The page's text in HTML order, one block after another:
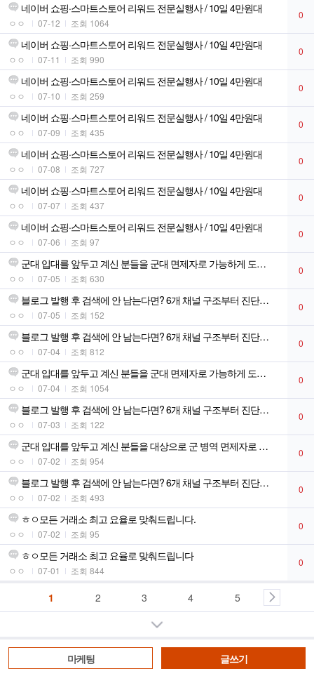
네이버 쇼핑·스마트스토어 리워드 전문실행사 / 10일 4만원대
ㅇㅇ 07-12 조회 1064
0
네이버 쇼핑·스마트스토어 리워드 전문실행사 / 10일 4만원대
ㅇㅇ 07-11 조회 990
0
네이버 쇼핑·스마트스토어 리워드 전문실행사 / 10일 4만원대
ㅇㅇ 07-10 조회 259
0
네이버 쇼핑·스마트스토어 리워드 전문실행사 / 10일 4만원대
ㅇㅇ 07-09 조회 435
0
네이버 쇼핑·스마트스토어 리워드 전문실행사 / 10일 4만원대
ㅇㅇ 07-08 조회 727
0
네이버 쇼핑·스마트스토어 리워드 전문실행사 / 10일 4만원대
ㅇㅇ 07-07 조회 437
0
네이버 쇼핑·스마트스토어 리워드 전문실행사 / 10일 4만원대
ㅇㅇ 07-06 조회 97
0
군대 입대를 앞두고 계신 분들을 군대 면제자로 가능하게 도와드립니다!
ㅇㅇ 07-05 조회 630
0
블로그 발행 후 검색에 안 남는다면? 6개 채널 구조부터 진단합니다
ㅇㅇ 07-05 조회 152
0
블로그 발행 후 검색에 안 남는다면? 6개 채널 구조부터 진단합니다
ㅇㅇ 07-04 조회 812
0
군대 입대를 앞두고 계신 분들을 군대 면제자로 가능하게 도와드립니다!
ㅇㅇ 07-04 조회 1054
0
블로그 발행 후 검색에 안 남는다면? 6개 채널 구조부터 진단합니다
ㅇㅇ 07-03 조회 122
0
군대 입대를 앞두고 계신 분들을 대상으로 군 병역 면제자로 가능합니다!!
ㅇㅇ 07-02 조회 954
0
블로그 발행 후 검색에 안 남는다면? 6개 채널 구조부터 진단합니다
ㅇㅇ 07-02 조회 493
0
ㅎㅇ모든 거래소 최고 요율로 맞춰드립니다.
ㅇㅇ 07-02 조회 95
0
ㅎㅇ모든 거래소 최고 요율로 맞춰드립니다
ㅇㅇ 07-01 조회 844
0
1 2 3 4 5
더보기
마케팅
글쓰기